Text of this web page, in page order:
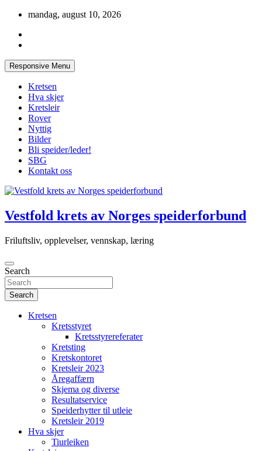
Skip
content
mandag, august 10, 2026
Responsive Menu
Kretsen
Hva skjer
Kretsleir
Rover
Nyttig
Bilder
Bli speider/leder!
SBG
Kontakt oss
Vestfold krets av Norges speiderforbund
Friluftsliv, opplevelser, vennskap, læring
Search
Search
Kretsen
Kretsstyret
Kretsstyrereferater
Kretsting
Kretskontoret
Kretsleir 2023
Åregaffærn
Skjema og diverse
Resultatservice
Speiderhytter til utleie
Kretsleir 2019
Hva skjer
Tiurleiken